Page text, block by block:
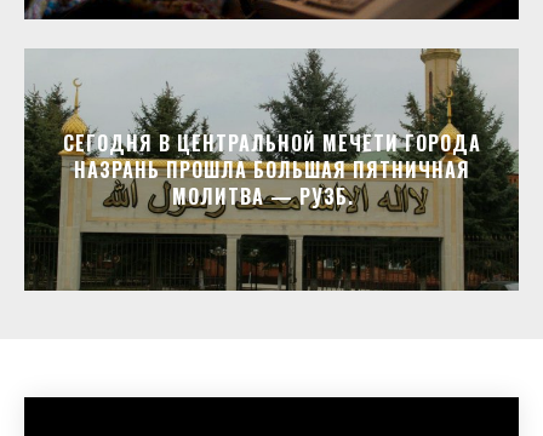
СЕГОДНЯ В ЦЕНТРАЛЬНОЙ МЕЧЕТИ ГОРОДА
НАЗРАНЬ ПРОШЛА БОЛЬШАЯ ПЯТНИЧНАЯ
МОЛИТВА — РУЗБ.⁣⁣⠀